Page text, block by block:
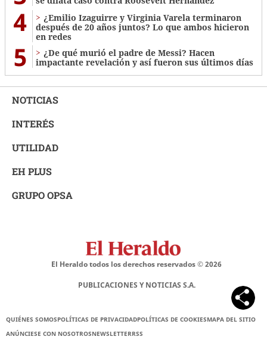
4
¿Emilio Izaguirre y Virginia Varela terminaron
después de 20 años juntos? Lo que ambos hicieron
en redes
5
¿De qué murió el padre de Messi? Hacen
impactante revelación y así fueron sus últimos días
NOTICIAS
INTERÉS
UTILIDAD
EH PLUS
GRUPO OPSA
El Heraldo todos los derechos reservados ©2026
PUBLICACIONES Y NOTICIAS S.A.
QUIÉNES SOMOSPOLÍTICAS DE PRIVACIDADPOLÍTICAS DE COOKIESMAPA DEL SITIO
ANÚNCIESE CON NOSOTROSNEWSLETTERRSS